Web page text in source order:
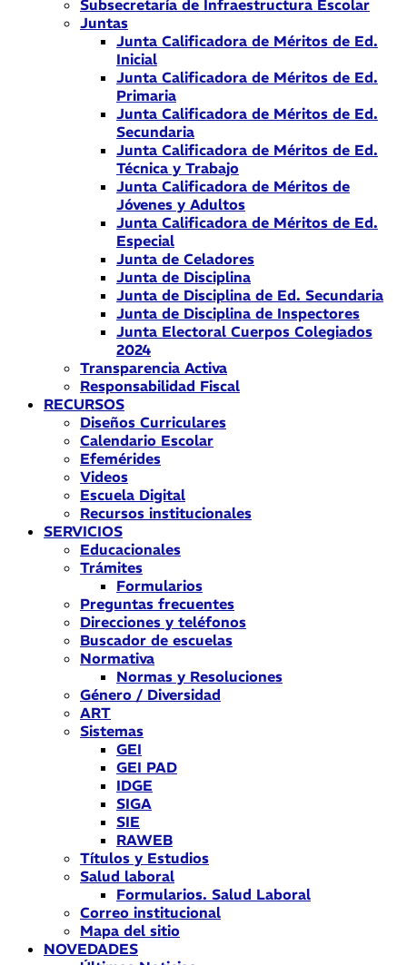
Subsecretaría de Infraestructura Escolar
Juntas
Junta Calificadora de Méritos de Ed.
Inicial
Junta Calificadora de Méritos de Ed.
Primaria
Junta Calificadora de Méritos de Ed.
Secundaria
Junta Calificadora de Méritos de Ed.
Técnica y Trabajo
Junta Calificadora de Méritos de
Jóvenes y Adultos
Junta Calificadora de Méritos de Ed.
Especial
Junta de Celadores
Junta de Disciplina
Junta de Disciplina de Ed. Secundaria
Junta de Disciplina de Inspectores
Junta Electoral Cuerpos Colegiados
2024
Transparencia Activa
Responsabilidad Fiscal
RECURSOS
Diseños Curriculares
Calendario Escolar
Efemérides
Videos
Escuela Digital
Recursos institucionales
SERVICIOS
Educacionales
Trámites
Formularios
Preguntas frecuentes
Direcciones y teléfonos
Buscador de escuelas
Normativa
Normas y Resoluciones
Género / Diversidad
ART
Sistemas
GEI
GEI PAD
IDGE
SIGA
SIE
RAWEB
Títulos y Estudios
Salud laboral
Formularios. Salud Laboral
Correo institucional
Mapa del sitio
NOVEDADES